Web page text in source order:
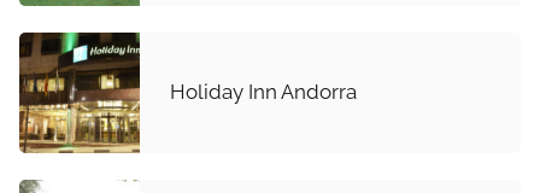
Holiday Inn Andorra